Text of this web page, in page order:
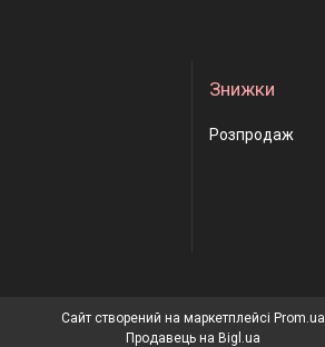
Знижки
Розпродаж
Сайт створений на маркетплейсі Prom.ua
Продавець на Bigl.ua